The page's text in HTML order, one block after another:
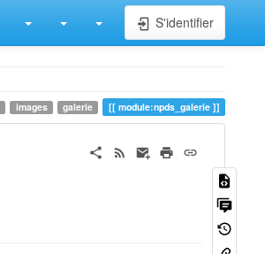
S'identifier
images galerie module:npds_galerie